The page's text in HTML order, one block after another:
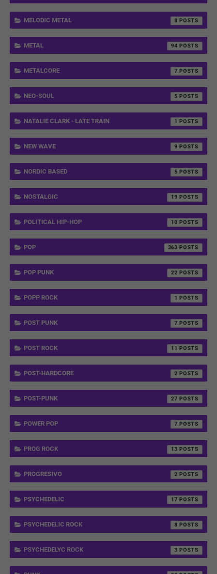
MELODIC METAL 8
METAL 94
METALCORE 7
NEO-SOUL 5
NATALIE CLARK - LATE TRAIN 1
NEW WAVE 9
NORDIC BASED 5
NOSTALGIC 19
POLITICAL HIP-HOP 10
POP 363
POP PUNK 22
POPP ROCK 1
POST PUNK 7
POST ROCK 11
POST-HARDCORE 2
POST-PUNK 27
POWER POP 7
PROG ROCK 13
PROGRESIVO 2
PSYCHEDELIC 17
PSYCHEDELIC ROCK 8
PSYCHEDELYC ROCK 3